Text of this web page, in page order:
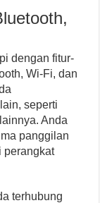
dengan fitur-
Wi-Fi, dan
seperti
Anda
panggilan
perangkat
terhubung